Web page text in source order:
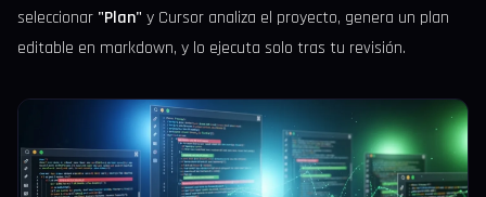
seleccionar "Plan" y Cursor analiza el proyecto, genera un plan
editable en markdown, y lo ejecuta solo tras tu revisión.